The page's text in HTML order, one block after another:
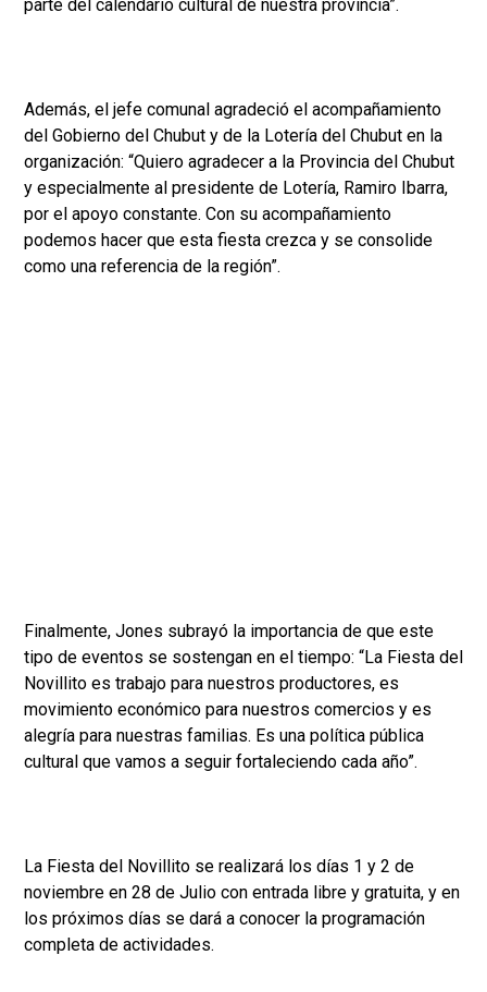
parte del calendario cultural de nuestra provincia”.
Además, el jefe comunal agradeció el acompañamiento
del Gobierno del Chubut y de la Lotería del Chubut en la
organización: “Quiero agradecer a la Provincia del Chubut
y especialmente al presidente de Lotería, Ramiro Ibarra,
por el apoyo constante. Con su acompañamiento
podemos hacer que esta fiesta crezca y se consolide
como una referencia de la región”.
Finalmente, Jones subrayó la importancia de que este
tipo de eventos se sostengan en el tiempo: “La Fiesta del
Novillito es trabajo para nuestros productores, es
movimiento económico para nuestros comercios y es
alegría para nuestras familias. Es una política pública
cultural que vamos a seguir fortaleciendo cada año”.
La Fiesta del Novillito se realizará los días 1 y 2 de
noviembre en 28 de Julio con entrada libre y gratuita, y en
los próximos días se dará a conocer la programación
completa de actividades.